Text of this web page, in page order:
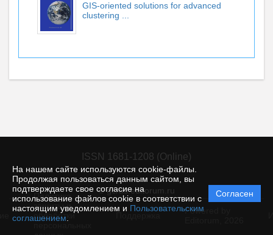
На нашем сайте используются cookie-файлы.
Продолжая пользоваться данным сайтом, вы
подтверждаете свое согласие на
использование файлов cookie в соответствии с
настоящим уведомлением и Пользовательским
соглашением
Согласен
GIS-oriented solutions for advanced
clustering ...
ISSN 1681-1208 (Online)
© gcras.editorum.ru
Политика
защиты и
обработки
Powered by